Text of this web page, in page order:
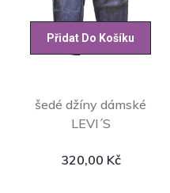
Přidat Do Košíku
šedé džíny dámské
LEVI´S
320,00 Kč